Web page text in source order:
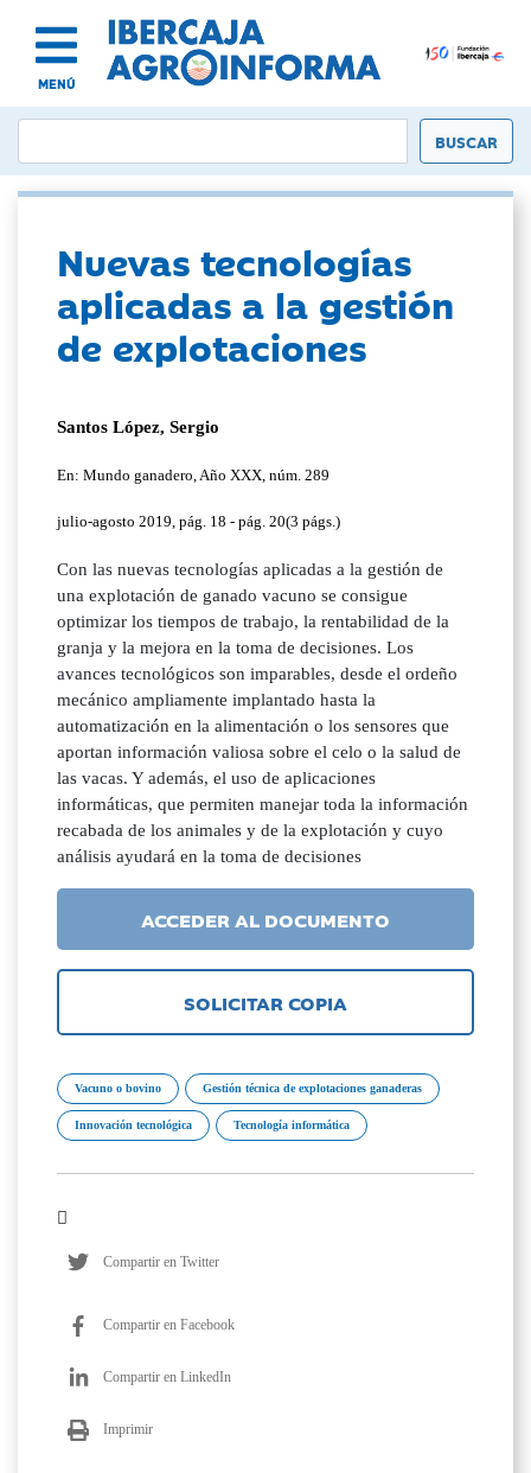
MENÚ
Nuevas tecnologías
aplicadas a la gestión
de explotaciones
Santos López, Sergio
En: Mundo ganadero, Año XXX, núm. 289
julio-agosto 2019, pág. 18 - pág. 20(3 págs.)
Con las nuevas tecnologías aplicadas a la gestión de
una explotación de ganado vacuno se consigue
optimizar los tiempos de trabajo, la rentabilidad de la
granja y la mejora en la toma de decisiones. Los
avances tecnológicos son imparables, desde el ordeño
mecánico ampliamente implantado hasta la
automatización en la alimentación o los sensores que
aportan información valiosa sobre el celo o la salud de
las vacas. Y además, el uso de aplicaciones
informáticas, que permiten manejar toda la información
recabada de los animales y de la explotación y cuyo
análisis ayudará en la toma de decisiones
ACCEDER AL DOCUMENTO
SOLICITAR COPIA
Vacuno o bovino Gestión técnica de explotaciones ganaderas
Innovación tecnológica Tecnología informática
Compartir en Twitter
Compartir en Facebook
Compartir en LinkedIn
Imprimir